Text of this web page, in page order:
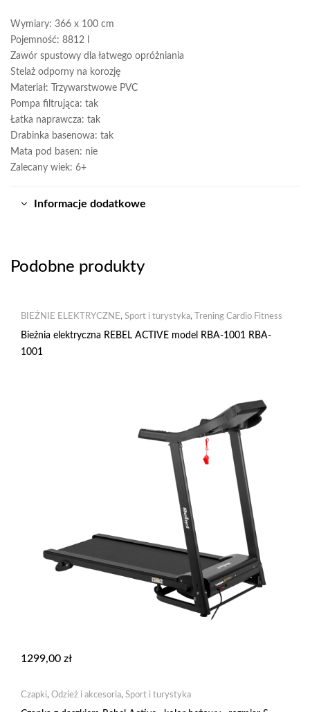
Wymiary: 366 x 100 cm
Pojemność: 8812 l
Zawór spustowy dla łatwego opróżniania
Stelaż odporny na korozję
Materiał: Trzywarstwowe PVC
Pompa filtrująca: tak
Łatka naprawcza: tak
Drabinka basenowa: tak
Mata pod basen: nie
Zalecany wiek: 6+
Informacje dodatkowe
Podobne produkty
BIEŻNIE ELEKTRYCZNE, Sport i turystyka, Trening Cardio Fitness
Bieżnia elektryczna REBEL ACTIVE model RBA-1001 RBA-
1001
1299,00 zł
Czapki, Odzież i akcesoria, Sport i turystyka